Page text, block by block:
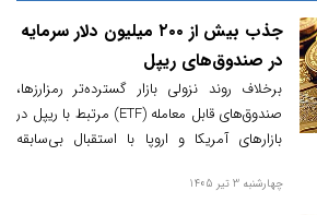
جذب بیش از ۲۰۰ میلیون دلار سرمایه
در صندوق‌های ریپل
برخلاف روند نزولی بازار گسترده‌تر رمزارزها،
صندوق‌های قابل معامله (ETF) مرتبط با ریپل در
بازارهای آمریکا و اروپا با استقبال بی‌سابقه
میلیون دلار سرمایه خالص جذب کرده‌اند.
چهارشنبه 3 تیر 1405